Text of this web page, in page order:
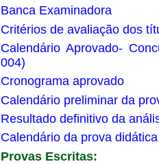
Banca Examinadora
Critérios de avaliação dos
Calendário Aprovado-
004)
Cronograma aprovado
Calendário preliminar da
Resultado definitivo da
Calendário da prova didática
Provas Escritas: